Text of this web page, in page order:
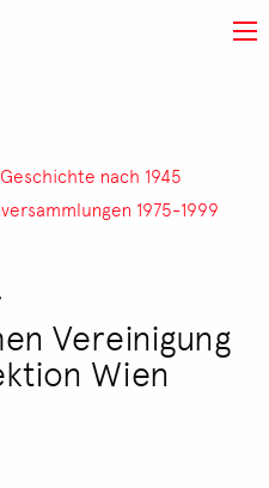
Geschichte nach 1945
1975-1999
Vereinigung
Wien